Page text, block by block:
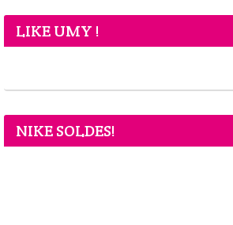
LIKE UMY !
NIKE SOLDES!